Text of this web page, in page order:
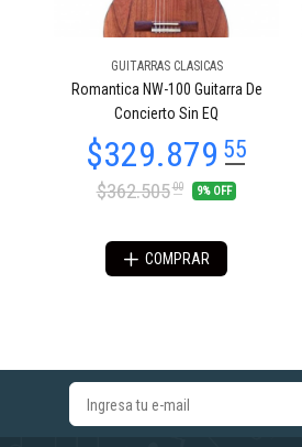
GUITARRAS CLASICAS
Romantica NW-100 Guitarra De
Concierto Sin EQ
$362.50500 9% OFF
COMPRAR